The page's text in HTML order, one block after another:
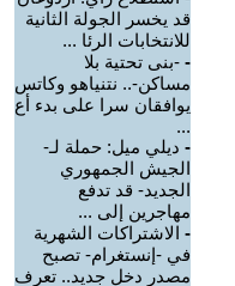
قد يخسر الجولة الثانية
للانتخابات الرئا ...
- -بنى تحتية بلا
مساكن-.. نتنياهو وكاتس
يوافقان سرا على بدء أع
...
- ديلي ميل: حملة لـ-
الجيش الجمهوري
الجديد- قد تدفع
مهاجرين إلى ...
- الاشتراكات الشهرية
في -إنستغرام- تصبح
مصدر دخل جديد.. تعرف